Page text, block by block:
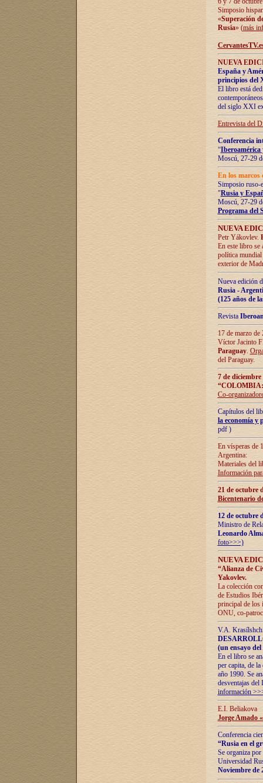
Simposio
«Superación
Rusia» (más
NUEVA
España y
principios del
El libro está
del siglo XXI
Entrevista del
Conferencia
“Iberoamérica
Moscú, 27-29
En los marcos
Simposio ruso-
"Rusia y
Moscú, 27-29
Programa del
NUEVA
Petr Yákovlev.
En este libro se
política mundial
exterior de
Nueva edición
Rusia -
(125 años de
Revista
17 de marzo
Víctor Jacinto
Paraguay.
del Paraguay.
7 de
Co-
Capítulos del
la economía y
pdf )
En vísperas de
Argentina:
Materiales del
Información
21 de octubre
Bicentenario
12 de octubre
Ministro de
Leonardo
foto>>>)
NUEVA
“Alianza de
Yakovlev.
La colección
de Estudios
principal de los
ONU, co-
V.A.
(un ensayo
En el libro se
per capita, de
año 1990. Se
desventajas
información
E.I. Beliakova
Jorge Amado
Conferencia
“Rusia en el
Se organiza
Universidad
Noviembre de